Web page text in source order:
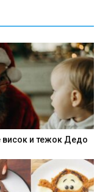
висок и тежок Дедо